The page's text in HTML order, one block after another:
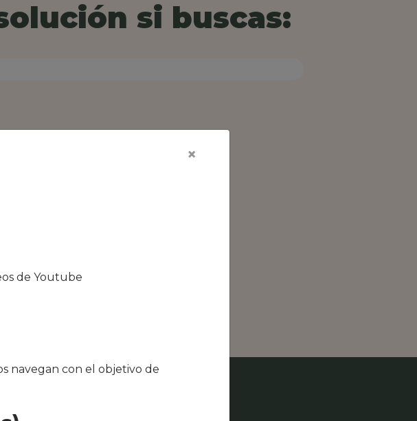
si buscas:
×
de Youtube
navegan con el objetivo de